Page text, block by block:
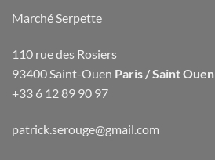
Marché Serpette
110 rue des Rosiers
93400 Saint-Ouen Paris / Saint Ouen
+33 6 12 89 90 97
patrick.serouge@gmail.com